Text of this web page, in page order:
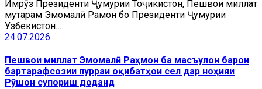
Имрӯз Президенти Ҷумҳурии Тоҷикистон, Пешвои миллат
муҳтарам Эмомалӣ Раҳмон бо Президенти Ҷумҳурии
Узбекистон…
24.07.2026
Пешвои миллат Эмомалӣ Раҳмон ба масъулон барои
бартарафсозии пурраи оқибатҳои сел дар ноҳияи
Рӯшон супориш доданд